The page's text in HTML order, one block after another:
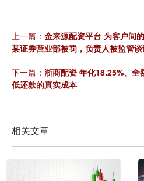
上一篇： 金来源配资平台 为客户间
某证券营业部被罚，负责人被监管谈
下一篇： 浙商配资 年化18.25%、全
低还款的真实成本
相关文章